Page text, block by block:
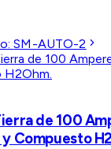
SM-AUTO-2
de 100
Compuesto